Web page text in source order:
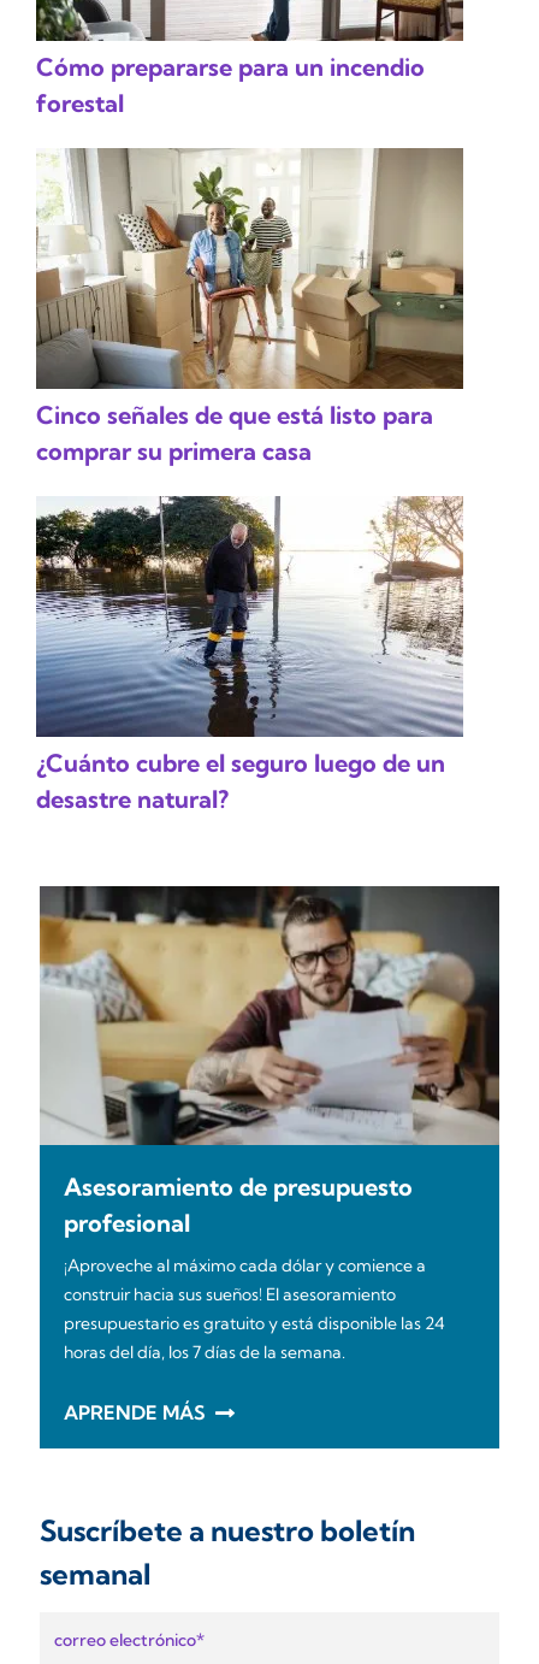
Cómo prepararse para un incendio
forestal
Cinco señales de que está listo para
comprar su primera casa
¿Cuánto cubre el seguro luego de un
desastre natural?
Asesoramiento de presupuesto
profesional
¡Aproveche al máximo cada dólar y comience a
construir hacia sus sueños! El asesoramiento
presupuestario es gratuito y está disponible las 24
horas del día, los 7 días de la semana.
APRENDE MÁS
Suscríbete a nuestro boletín
semanal